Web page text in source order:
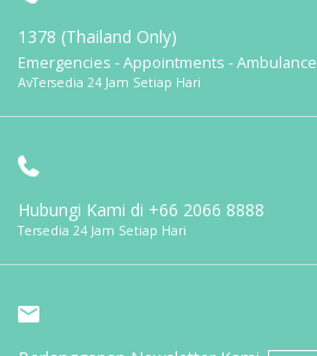
1378 (Thailand Only)
Emergencies - Appointments - Ambulance
AvTersedia 24 Jam Setiap Hari
Hubungi Kami di +66 2066 8888
Tersedia 24 Jam Setiap Hari